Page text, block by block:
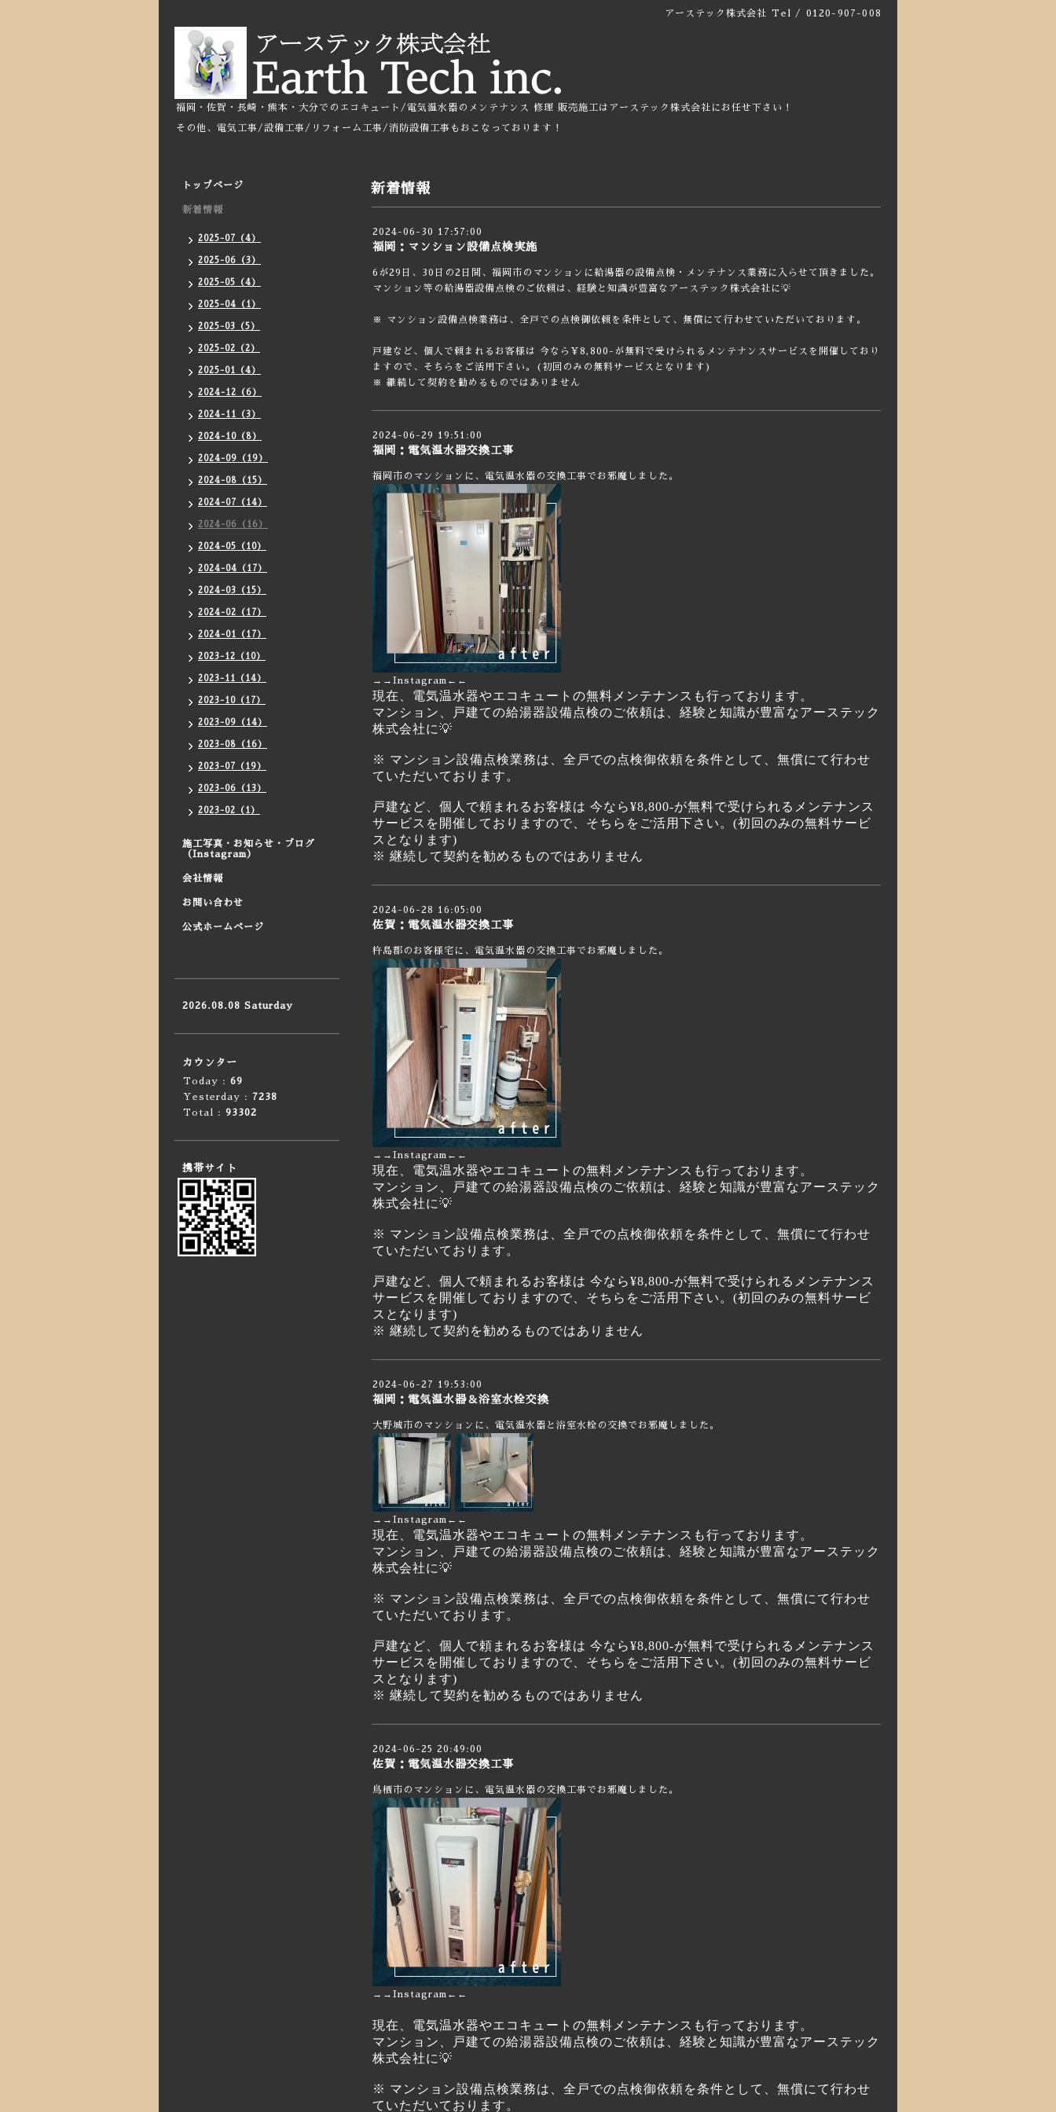
アーステック株式会社 Tel / 0120-907-008
福岡・佐賀・長崎・熊本・大分でのエコキュート/電気温水器のメンテナンス 修理 販売施工はアーステック株式会社にお任せ下さい！
その他、電気工事/設備工事/リフォーム工事/消防設備工事もおこなっております！
新着情報
2024-06-30 17:57:00
福岡：マンション設備点検実施
6が29日、30日の2日間、福岡市のマンションに給湯器の設備点検・メンテナンス業務に入らせて頂きました。
マンション等の給湯器設備点検のご依頼は、経験と知識が豊富なアーステック株式会社に💡
※ マンション設備点検業務は、全戸での点検御依頼を条件として、無償にて行わせていただいております。
戸建など、個人で頼まれるお客様は 今なら¥8,800-が無料で受けられるメンテナンスサービスを開催しており
ますので、そちらをご活用下さい。(初回のみの無料サービスとなります)
※ 継続して契約を勧めるものではありません
2024-06-29 19:51:00
福岡：電気温水器交換工事
福岡市のマンションに、電気温水器の交換工事でお邪魔しました。
→→ Instagram ←←
現在、電気温水器やエコキュートの無料メンテナンスも行っております。
マンション、戸建ての給湯器設備点検のご依頼は、経験と知識が豊富なアーステック
株式会社に💡
※ マンション設備点検業務は、全戸での点検御依頼を条件として、無償にて行わせ
ていただいております。
戸建など、個人で頼まれるお客様は 今なら¥8,800-が無料で受けられるメンテナンス
サービスを開催しておりますので、そちらをご活用下さい。(初回のみの無料サービ
スとなります)
※ 継続して契約を勧めるものではありません
2024-06-28 16:05:00
佐賀：電気温水器交換工事
杵島郡のお客様宅に、電気温水器の交換工事でお邪魔しました。
→→ Instagram ←←
現在、電気温水器やエコキュートの無料メンテナンスも行っております。
マンション、戸建ての給湯器設備点検のご依頼は、経験と知識が豊富なアーステック
株式会社に💡
※ マンション設備点検業務は、全戸での点検御依頼を条件として、無償にて行わせ
ていただいております。
戸建など、個人で頼まれるお客様は 今なら¥8,800-が無料で受けられるメンテナンス
サービスを開催しておりますので、そちらをご活用下さい。(初回のみの無料サービ
スとなります)
※ 継続して契約を勧めるものではありません
2024-06-27 19:53:00
福岡：電気温水器＆浴室水栓交換
大野城市のマンションに、電気温水器と浴室水栓の交換でお邪魔しました。
→→ Instagram ←←
現在、電気温水器やエコキュートの無料メンテナンスも行っております。
マンション、戸建ての給湯器設備点検のご依頼は、経験と知識が豊富なアーステック
株式会社に💡
※ マンション設備点検業務は、全戸での点検御依頼を条件として、無償にて行わせ
ていただいております。
戸建など、個人で頼まれるお客様は 今なら¥8,800-が無料で受けられるメンテナンス
サービスを開催しておりますので、そちらをご活用下さい。(初回のみの無料サービ
スとなります)
※ 継続して契約を勧めるものではありません
2024-06-25 20:49:00
佐賀：電気温水器交換工事
鳥栖市のマンションに、電気温水器の交換工事でお邪魔しました。
→→ Instagram ←←
現在、電気温水器やエコキュートの無料メンテナンスも行っております。
マンション、戸建ての給湯器設備点検のご依頼は、経験と知識が豊富なアーステック
株式会社に💡
※ マンション設備点検業務は、全戸での点検御依頼を条件として、無償にて行わせ
ていただいております。
トップページ
新着情報
2025-07（4）
2025-06（3）
2025-05（4）
2025-04（1）
2025-03（5）
2025-02（2）
2025-01（4）
2024-12（6）
2024-11（3）
2024-10（8）
2024-09（19）
2024-08（15）
2024-07（14）
2024-06（16）
2024-05（10）
2024-04（17）
2024-03（15）
2024-02（17）
2024-01（17）
2023-12（10）
2023-11（14）
2023-10（17）
2023-09（14）
2023-08（16）
2023-07（19）
2023-06（13）
2023-02（1）
施工写真・お知らせ・ブログ
（Instagram）
会社情報
お問い合わせ
公式ホームページ
2026.08.08 Saturday
カウンター
Today : 69
Yesterday : 7238
Total : 93302
携帯サイト